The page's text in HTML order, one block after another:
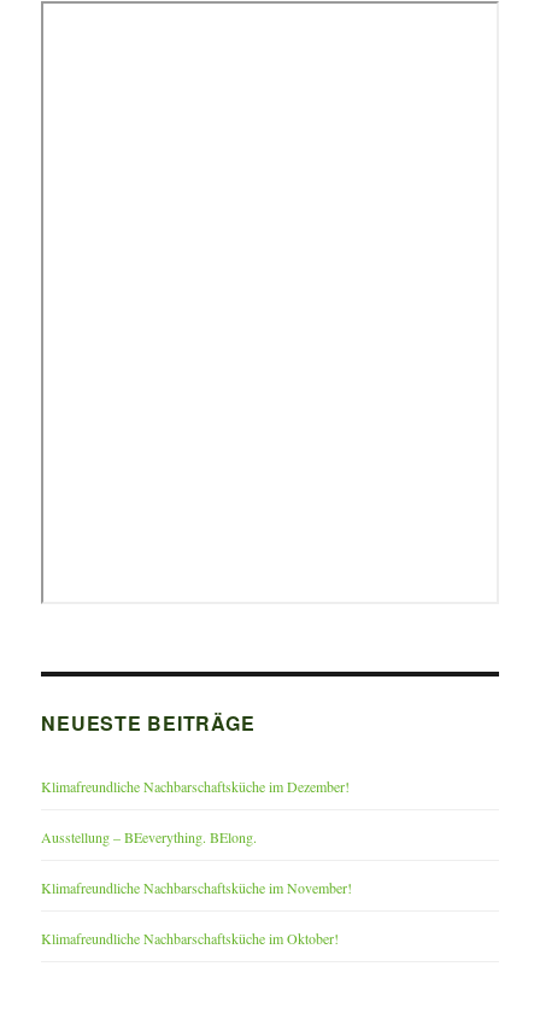
NEUESTE BEITRÄGE
Klimafreundliche Nachbarschaftsküche im Dezember!
Ausstellung – BEeverything. BElong.
Klimafreundliche Nachbarschaftsküche im November!
Klimafreundliche Nachbarschaftsküche im Oktober!